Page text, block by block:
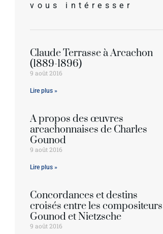
vous intéresser
Claude Terrasse à Arcachon
(1889-1896)
9 août 2016
Lire plus »
À propos des œuvres
arcachonnaises de Charles
Gounod
9 août 2016
Lire plus »
Concordances et destins
croisés entre les compositeurs
Gounod et Nietzsche
9 août 2016